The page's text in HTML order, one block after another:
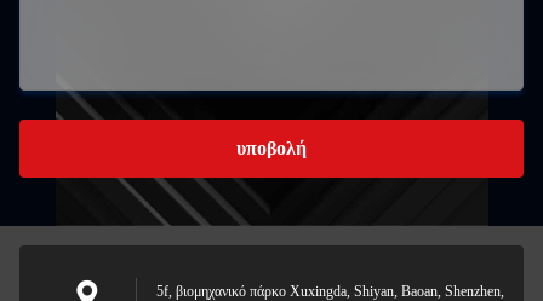
υποβολή
5f, βιομηχανικό πάρκο Xuxingda, Shiyan, Baoan, Shenzhen,